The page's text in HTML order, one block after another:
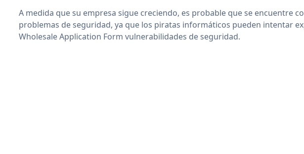
A medida que su empresa sigue creciendo, es probable que se encuentre
problemas de seguridad, ya que los piratas informáticos pueden intentar
Wholesale Application Form vulnerabilidades de seguridad.